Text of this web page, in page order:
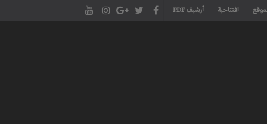
افتتاحية أرشيف PDF